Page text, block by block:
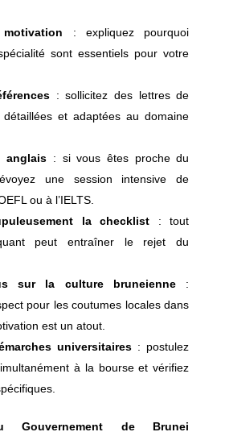
: expliquez pourquoi
sont essentiels pour votre
: sollicitez des lettres de
détaillées et adaptées au domaine
anglais : si vous êtes proche du
une session intensive de
ou à l’IELTS.
la checklist : tout
peut entraîner le rejet du
sur la culture bruneienne:
pour les coutumes locales dans
est un atout.
universitaires : postulez
à la bourse et vérifiez
Gouvernement de Brunei